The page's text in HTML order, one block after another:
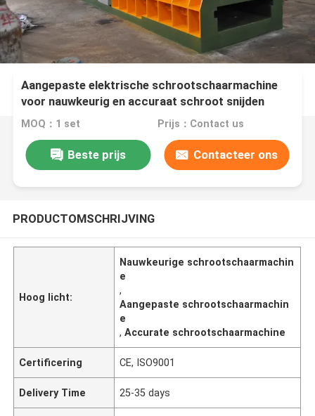
Aangepaste elektrische schrootschaarmachine
voor nauwkeurig en accuraat schroot snijden
MOQ：1 set Prijs：Contact us
Beste prijs Contacteer ons
PRODUCTOMSCHRIJVING
Hoog licht:
Nauwkeurige schrootschaarmachin
e
,
Aangepaste schrootschaarmachin
e
,Accurate schrootschaarmachine
Certificering CE, ISO9001
Delivery Time 25-35 days